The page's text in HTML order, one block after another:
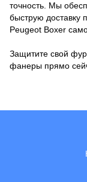
точность. Мы
быструю доставку
Peugeot Boxer
Защитите свой
фанеры прямо